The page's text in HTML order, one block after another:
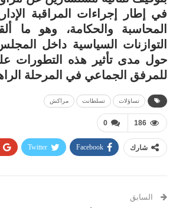
في إطار إجراءات المراقبة
المحاسبة والحكامة، وهو ما
التوازنات السياسية داخل
حول مدى تأثير هذه التطورات
للمرفق الجماعي في المرحلة
تساؤلات تسلطانت مراكش
0 186
شارك Facebook
Twitter
السابق